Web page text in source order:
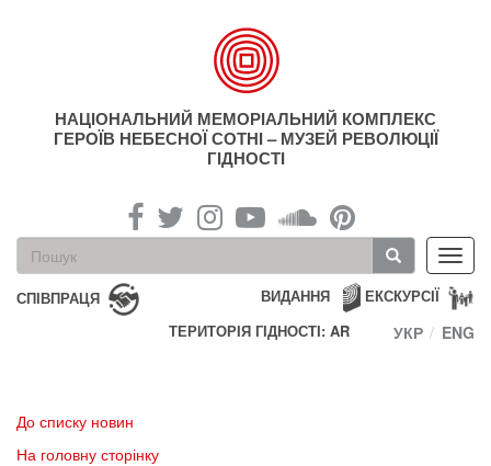
НАЦІОНАЛЬНИЙ МЕМОРІАЛЬНИЙ КОМПЛЕКС
ГЕРОЇВ НЕБЕСНОЇ СОТНІ – МУЗЕЙ РЕВОЛЮЦІЇ
ГІДНОСТІ
Пошукова
форма
Пошук
СПІВПРАЦЯ ЕКСКУРСІЇ
ВИДАННЯ
ТЕРИТОРІЯ ГІДНОСТІ: AR
УКР ENG
До списку новин
На головну сторінку